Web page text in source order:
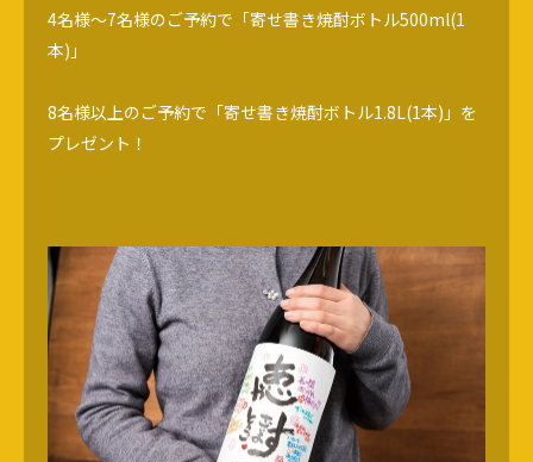
4名様～7名様のご予約で「寄せ書き焼酎ボトル500ml(1
本)」
8名様以上のご予約で「寄せ書き焼酎ボトル1.8L(1本)」を
プレゼント！